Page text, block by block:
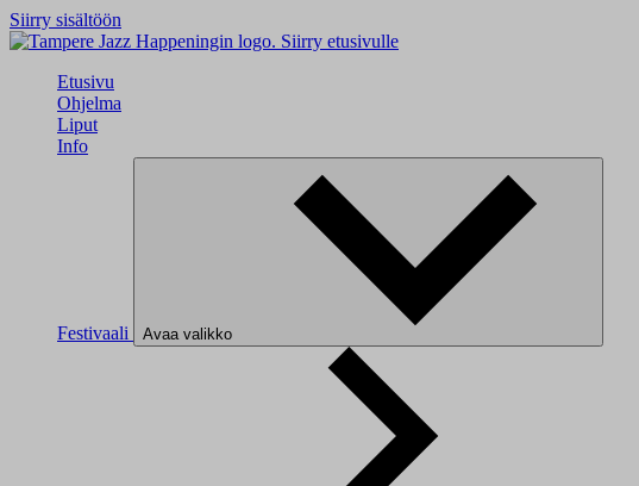
Siirry sisältöön
Siirry etusivulle
Etusivu
Ohjelma
Liput
Info
Festivaali Avaa valikko